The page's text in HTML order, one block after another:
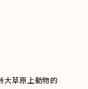
大草原上動物的